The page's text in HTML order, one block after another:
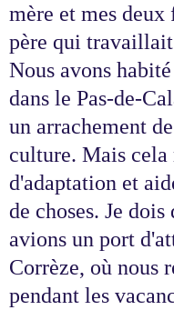
mère et mes deux
père qui
Nous avons
dans le Pas-de-
un arrachement
culture. Mais cela
d'adaptation et
de choses. Je
avions un port
Corrèze, où nous
pendant les